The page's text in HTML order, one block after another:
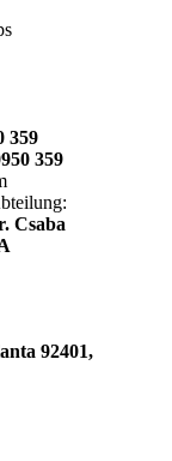
359
359
Csaba
92401,